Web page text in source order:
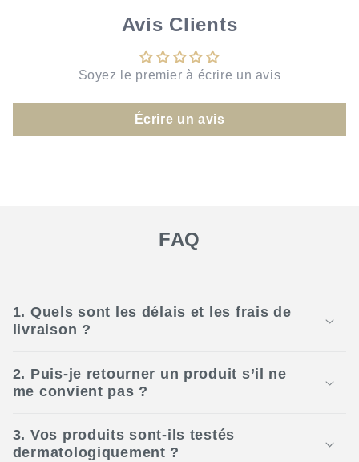
Avis Clients
Soyez le premier à écrire un avis
Écrire un avis
FAQ
1. Quels sont les délais et les frais de
livraison ?
2. Puis-je retourner un produit s’il ne
me convient pas ?
3. Vos produits sont-ils testés
dermatologiquement ?